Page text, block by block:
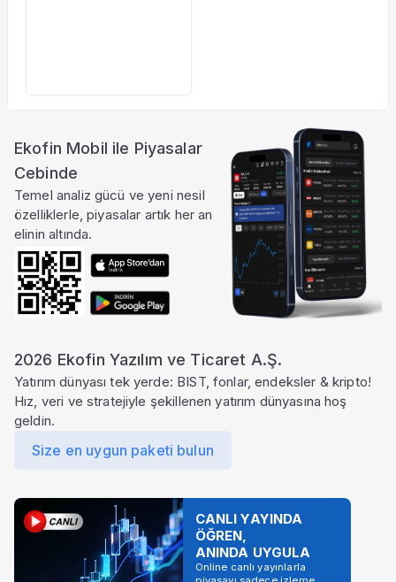
Ekofin Mobil ile Piyasalar
Cebinde
Temel analiz gücü ve yeni nesil
özelliklerle, piyasalar artık her an
elinin altında.
2026 Ekofin Yazılım ve Ticaret A.Ş.
Yatırım dünyası tek yerde: BIST, fonlar, endeksler & kripto!
Hız, veri ve stratejiyle şekillenen yatırım dünyasına hoş
geldin.
Size en uygun paketi bulun
CANLI YAYINDA
ÖĞREN,
ANINDA UYGULA
Online canlı yayınlarla